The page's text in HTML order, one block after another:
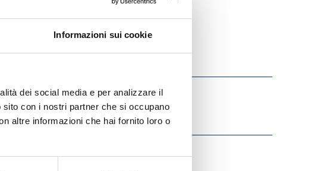
Informazioni sui cookie
dei social media e per analizzare il
con i nostri partner che si occupano
altre informazioni che hai fornito loro o